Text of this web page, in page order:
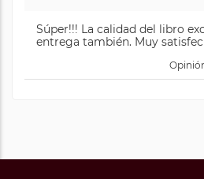
Súper!!! La calidad del libro
entrega también. Muy